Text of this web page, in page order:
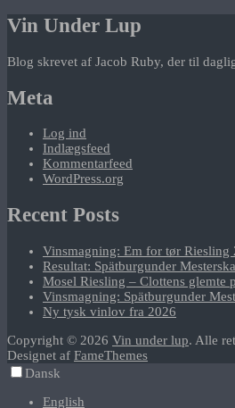
Vin Under Lup
Blog skrevet af Jacob Ruby, der til
Meta
Log ind
Indlægsfeed
Kommentarfeed
WordPress.org
Recent Posts
Vinsmagning: Em for tør Riesling
Resultat: Spätburgunder
Mosel Riesling – Clottens glemte
Vinsmagning: Spätburgunder
Ny tysk vinlov fra 2026
Copyright © 2026 Vin under lup. Alle
Designet af FameThemes
Dansk
English